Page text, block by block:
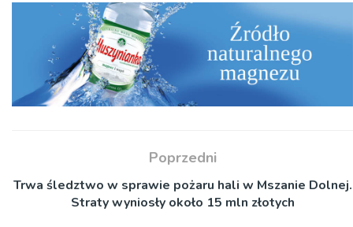
Poprzedni
Trwa śledztwo w sprawie pożaru hali w Mszanie Dolnej.
Straty wyniosły około 15 mln złotych